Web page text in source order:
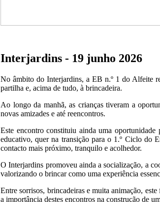
Interjardins - 19 junho 2026
No âmbito do Interjardins, a EB n.º 1 do Alfeite
partilha e, acima de tudo, à brincadeira.
Ao longo da manhã, as crianças tiveram a
novas amizades e até reencontros.
Este encontro constituiu ainda uma
educativo, quer na transição para o 1.º Ciclo do
contacto mais próximo, tranquilo e acolhedor.
O Interjardins promoveu ainda a socialização, a
valorizando o brincar como uma experiência
Entre sorrisos, brincadeiras e muita animação,
a importância destes encontros na construção de